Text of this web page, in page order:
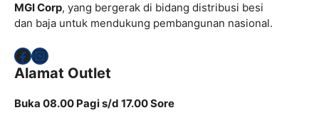
MGI Corp, yang bergerak di bidang distribusi besi
dan baja untuk mendukung pembangunan nasional.
Facebook
Instagram
Alamat Outlet
Buka 08.00 Pagi s/d 17.00 Sore